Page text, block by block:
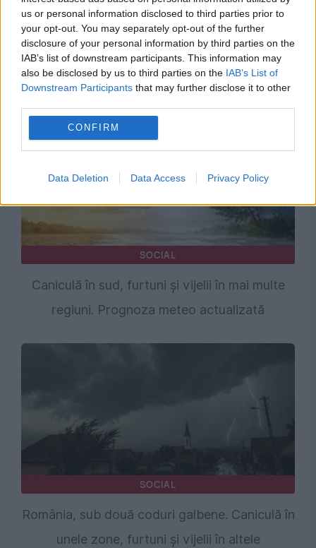
us or personal information disclosed to third parties prior to
your opt-out. You may separately opt-out of the further
disclosure of your personal information by third parties on the
IAB’s list of downstream participants. This information may
also be disclosed by us to third parties on the IAB’s List of
Downstream Participants that may further disclose it to other
CONFIRM
Data Deletion Data Access Privacy Policy
Recomandările noastre
SOCIAL
Caniculă în sud, furtuni și vijelii în mai multe
regiuni. Prognoza meteo actualizată
SOCIAL
România, sub două coduri galbene. Caniculă în
unele zone, furtuni și vijelii în altele